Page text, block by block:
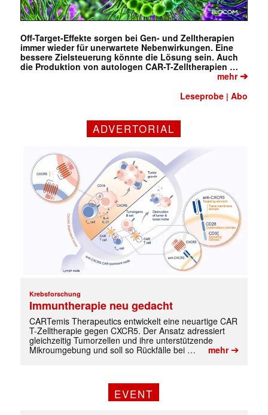
Off-Target-Effekte sorgen bei Gen- und Zelltherapien
immer wieder für unerwartete Nebenwirkungen. Eine
bessere Zielsteuerung könnte die Lösung sein. Auch
die Produktion von autologen CAR-T-Zelltherapien …
mehr➔
Leseprobe |Abo
ADVERTORIAL
Krebsforschung
Immuntherapie neu gedacht
CARTemis Therapeutics entwickelt eine neuartige CAR
T-Zelltherapie gegen CXCR5. Der Ansatz adressiert
gleichzeitig Tumorzellen und ihre unterstützende
Mikroumgebung und soll so Rückfälle bei …
mehr➔
EVENT